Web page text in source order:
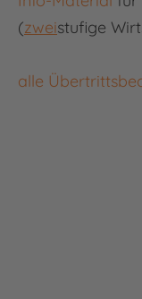
(zweistufige
alle